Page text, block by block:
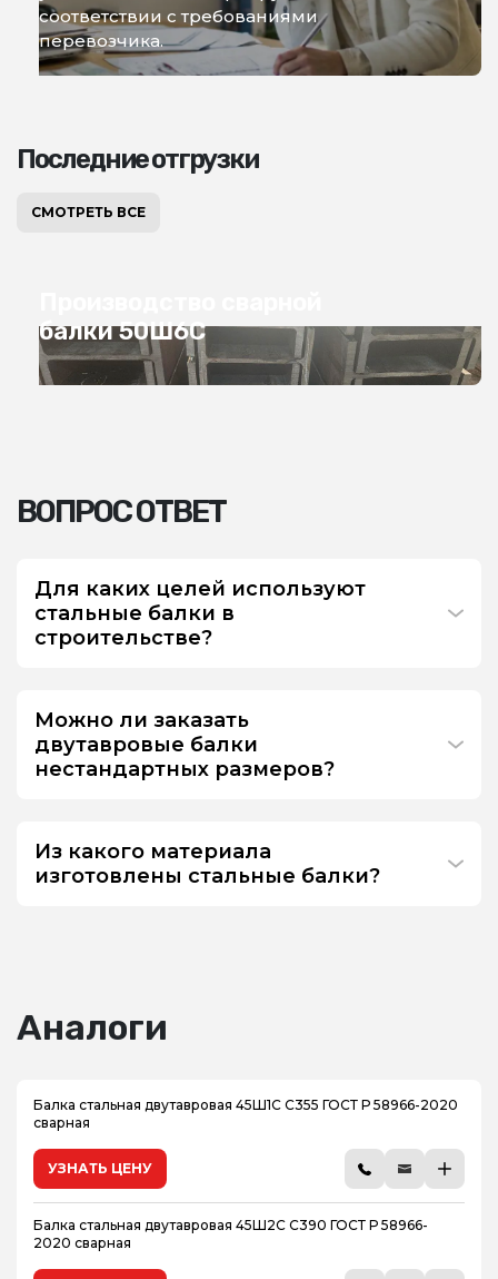
соответствии с требованиями
перевозчика.
Последние отгрузки
СМОТРЕТЬ ВСЕ
балки 50Ш6С
ВОПРОС ОТВЕТ
Для каких целей используют
стальные балки в
строительстве?
Можно ли заказать
двутавровые балки
нестандартных размеров?
Из какого материала
изготовлены стальные балки?
Аналоги
Балка стальная двутавровая 45Ш1С С355 ГОСТ Р 58966-2020
сварная
УЗНАТЬ ЦЕНУ
Балка стальная двутавровая 45Ш2С С390 ГОСТ Р 58966-
2020 сварная